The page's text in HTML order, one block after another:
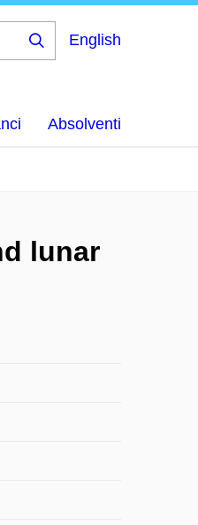
English
Absolventi
lunar